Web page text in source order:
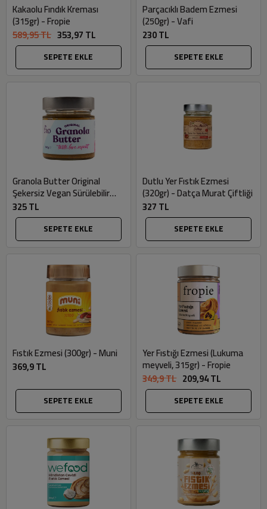
Kakaolu Fındık Kreması
(315gr) - Fropie
589,95 TL 353,97 TL
SEPETE EKLE
Parçacıklı Badem Ezmesi
(250gr) - Vafi
230 TL
SEPETE EKLE
Granola Butter Original
Şekersiz Vegan Sürülebilir
Ezme (Glutensiz, 240gr) - Fro
325 TL
SEPETE EKLE
Dutlu Yer Fıstık Ezmesi
(320gr) - Datça Murat Çiftliği
327 TL
SEPETE EKLE
Fıstık Ezmesi (300gr) - Muni
369,9 TL
SEPETE EKLE
Yer Fıstığı Ezmesi (Lukuma
meyveli, 315gr) - Fropie
349,9 TL 209,94 TL
SEPETE EKLE